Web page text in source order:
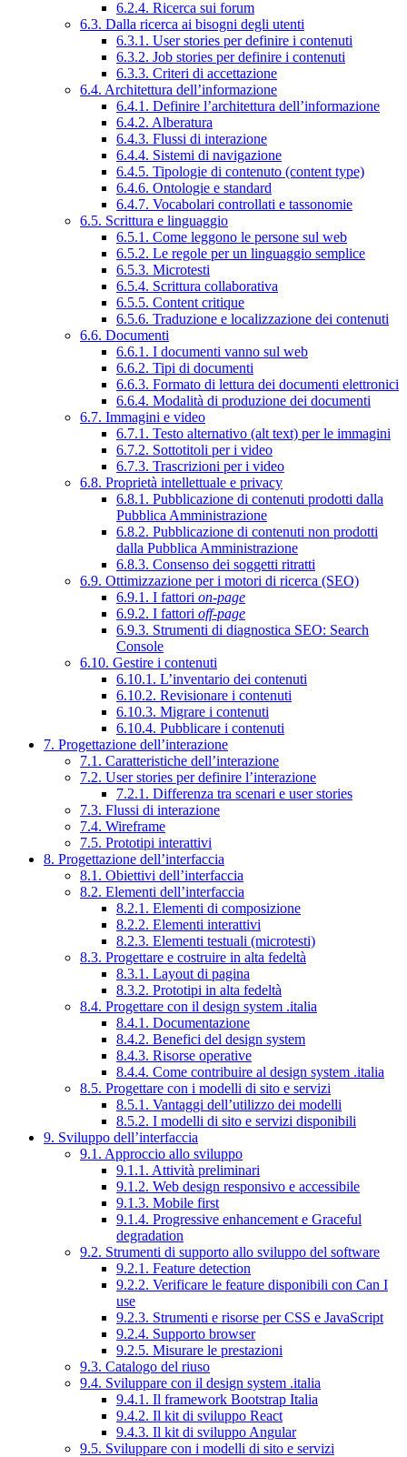
6.2.4. Ricerca sui forum
6.3. Dalla ricerca ai bisogni degli utenti
6.3.1. User stories per definire i contenuti
6.3.2. Job stories per definire i contenuti
6.3.3. Criteri di accettazione
6.4. Architettura dell’informazione
6.4.1. Definire l’architettura dell’informazione
6.4.2. Alberatura
6.4.3. Flussi di interazione
6.4.4. Sistemi di navigazione
6.4.5. Tipologie di contenuto (content type)
6.4.6. Ontologie e standard
6.4.7. Vocabolari controllati e tassonomie
6.5. Scrittura e linguaggio
6.5.1. Come leggono le persone sul web
6.5.2. Le regole per un linguaggio semplice
6.5.3. Microtesti
6.5.4. Scrittura collaborativa
6.5.5. Content critique
6.5.6. Traduzione e localizzazione dei contenuti
6.6. Documenti
6.6.1. I documenti vanno sul web
6.6.2. Tipi di documenti
6.6.3. Formato di lettura dei documenti elettronici
6.6.4. Modalità di produzione dei documenti
6.7. Immagini e video
6.7.1. Testo alternativo (alt text) per le immagini
6.7.2. Sottotitoli per i video
6.7.3. Trascrizioni per i video
6.8. Proprietà intellettuale e privacy
6.8.1. Pubblicazione di contenuti prodotti dalla
Pubblica Amministrazione
6.8.2. Pubblicazione di contenuti non prodotti
dalla Pubblica Amministrazione
6.8.3. Consenso dei soggetti ritratti
6.9. Ottimizzazione per i motori di ricerca (SEO)
6.9.1. I fattori on-page
6.9.2. I fattori off-page
6.9.3. Strumenti di diagnostica SEO: Search
Console
6.10. Gestire i contenuti
6.10.1. L’inventario dei contenuti
6.10.2. Revisionare i contenuti
6.10.3. Migrare i contenuti
6.10.4. Pubblicare i contenuti
7. Progettazione dell’interazione
7.1. Caratteristiche dell’interazione
7.2. User stories per definire l’interazione
7.2.1. Differenza tra scenari e user stories
7.3. Flussi di interazione
7.4. Wireframe
7.5. Prototipi interattivi
8. Progettazione dell’interfaccia
8.1. Obiettivi dell’interfaccia
8.2. Elementi dell’interfaccia
8.2.1. Elementi di composizione
8.2.2. Elementi interattivi
8.2.3. Elementi testuali (microtesti)
8.3. Progettare e costruire in alta fedeltà
8.3.1. Layout di pagina
8.3.2. Prototipi in alta fedeltà
8.4. Progettare con il design system .italia
8.4.1. Documentazione
8.4.2. Benefici del design system
8.4.3. Risorse operative
8.4.4. Come contribuire al design system .italia
8.5. Progettare con i modelli di sito e servizi
8.5.1. Vantaggi dell’utilizzo dei modelli
8.5.2. I modelli di sito e servizi disponibili
9. Sviluppo dell’interfaccia
9.1. Approccio allo sviluppo
9.1.1. Attività preliminari
9.1.2. Web design responsivo e accessibile
9.1.3. Mobile first
9.1.4. Progressive enhancement e Graceful
degradation
9.2. Strumenti di supporto allo sviluppo del software
9.2.1. Feature detection
9.2.2. Verificare le feature disponibili con Can I
use
9.2.3. Strumenti e risorse per CSS e JavaScript
9.2.4. Supporto browser
9.2.5. Misurare le prestazioni
9.3. Catalogo del riuso
9.4. Sviluppare con il design system .italia
9.4.1. Il framework Bootstrap Italia
9.4.2. Il kit di sviluppo React
9.4.3. Il kit di sviluppo Angular
9.5. Sviluppare con i modelli di sito e servizi